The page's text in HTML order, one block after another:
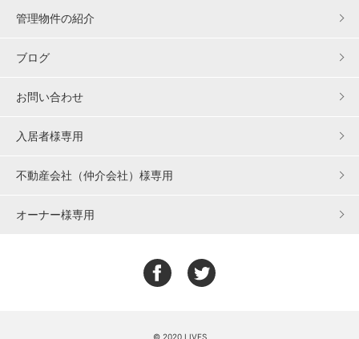
管理物件の紹介
ブログ
お問い合わせ
入居者様専用
不動産会社（仲介会社）様専用
オーナー様専用
© 2020 LIVES